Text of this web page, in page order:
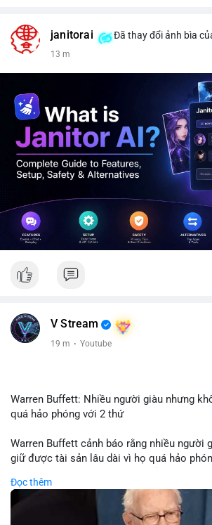
janitorai Đã thay đổi ảnh bìa
14 m
V Stream
19 m · Youtube
Warren Buffett: Nhiều người giàu nhưng
quá hảo phóng với 2 thứ
Warren Buffett cảnh báo rằng nhiều người
giữ được tài sản lâu dài vì họ quá hảo
nhuận tái đầu tư và suy giảm sức mạnh
Đối với nhà đầu tư crypto, giữ lại lợi nhuận
dự án tiềm năng quan trọng hơn chia sẻ
Đọc thêm